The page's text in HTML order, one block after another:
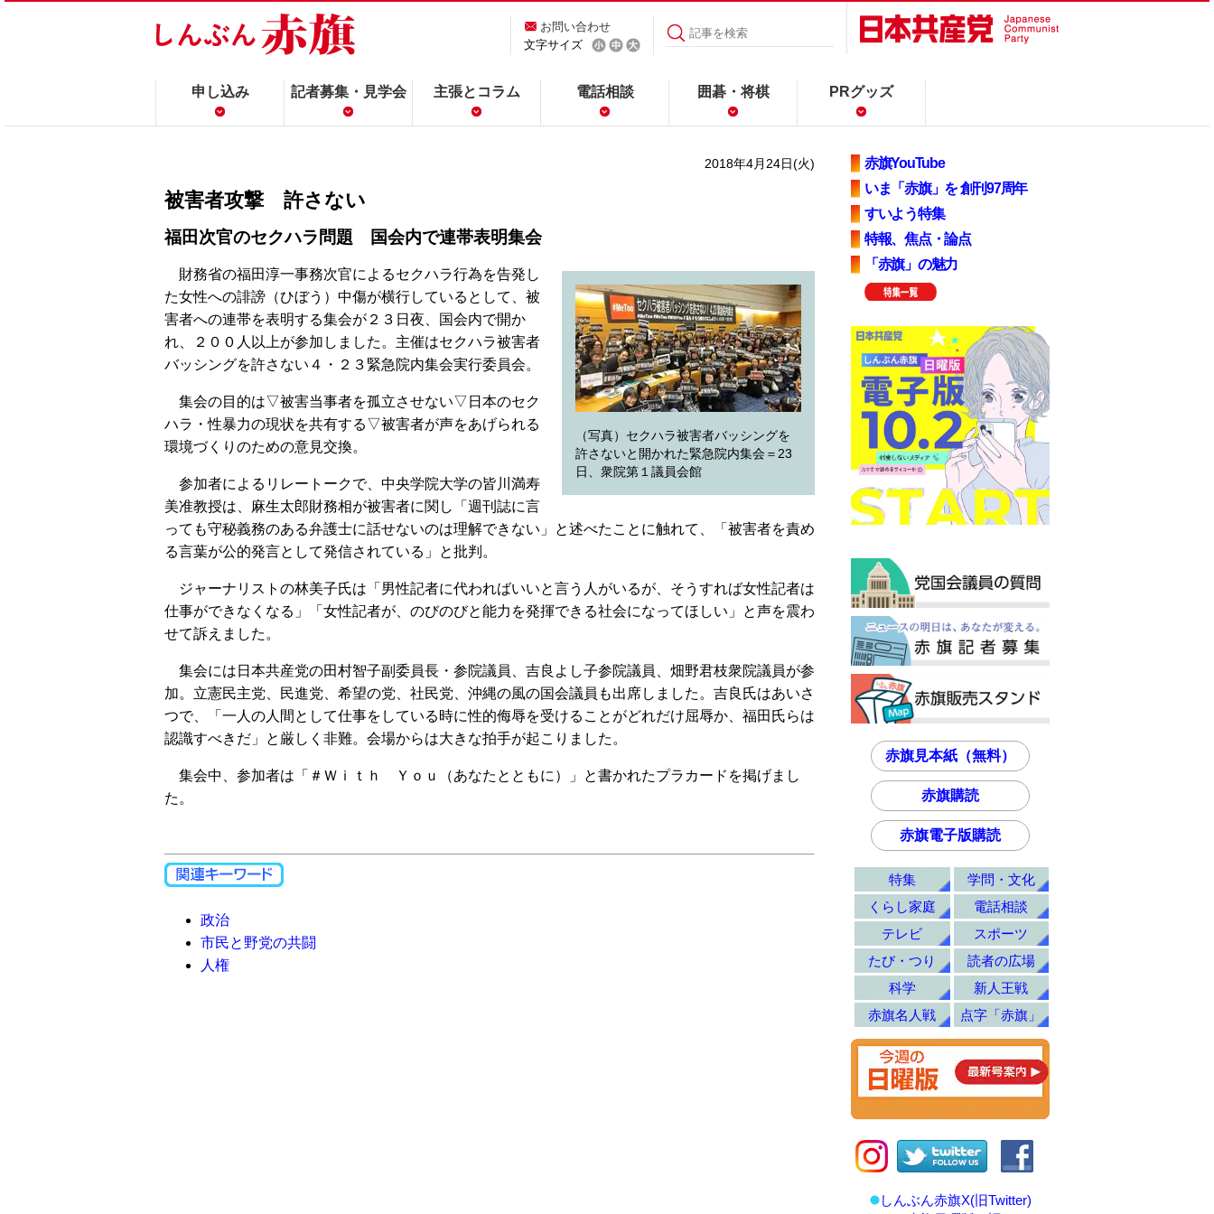
お問い合わせ
文字サイズ
申し込み 記者募集・見学会 主張とコラム 電話相談 囲碁・将棋 PRグッズ
2018年4月24日(火)
被害者攻撃 許さない
福田次官のセクハラ問題 国会内で連帯表明集会
（写真）セクハラ被害者バッシングを
許さないと開かれた緊急院内集会＝23
日、衆院第１議員会館
財務省の福田淳一事務次官によるセクハラ行為を告発し
た女性への誹謗（ひぼう）中傷が横行しているとして、被
害者への連帯を表明する集会が２３日夜、国会内で開か
れ、２００人以上が参加しました。主催はセクハラ被害者
バッシングを許さない４・２３緊急院内集会実行委員会。
集会の目的は▽被害当事者を孤立させない▽日本のセク
ハラ・性暴力の現状を共有する▽被害者が声をあげられる
環境づくりのための意見交換。
参加者によるリレートークで、中央学院大学の皆川満寿
美准教授は、麻生太郎財務相が被害者に関し「週刊誌に言
っても守秘義務のある弁護士に話せないのは理解できない」と述べたことに触れて、「被害者を責め
る言葉が公的発言として発信されている」と批判。
ジャーナリストの林美子氏は「男性記者に代わればいいと言う人がいるが、そうすれば女性記者は
仕事ができなくなる」「女性記者が、のびのびと能力を発揮できる社会になってほしい」と声を震わ
せて訴えました。
集会には日本共産党の田村智子副委員長・参院議員、吉良よし子参院議員、畑野君枝衆院議員が参
加。立憲民主党、民進党、希望の党、社民党、沖縄の風の国会議員も出席しました。吉良氏はあいさ
つで、「一人の人間として仕事をしている時に性的侮辱を受けることがどれだけ屈辱か、福田氏らは
認識すべきだ」と厳しく非難。会場からは大きな拍手が起こりました。
集会中、参加者は「＃Ｗｉｔｈ Ｙｏｕ（あなたとともに）」と書かれたプラカードを掲げまし
た。
政治
市民と野党の共闘
人権
赤旗YouTube
いま「赤旗」を 創刊97周年
すいよう特集
特報、焦点・論点
「赤旗」の魅力
赤旗見本紙（無料）
赤旗購読
赤旗電子版購読
特集
学問・文化
くらし家庭
電話相談
テレビ
スポーツ
たび・つり
読者の広場
科学
新人王戦
赤旗名人戦
点字「赤旗」
しんぶん赤旗X(旧Twitter)